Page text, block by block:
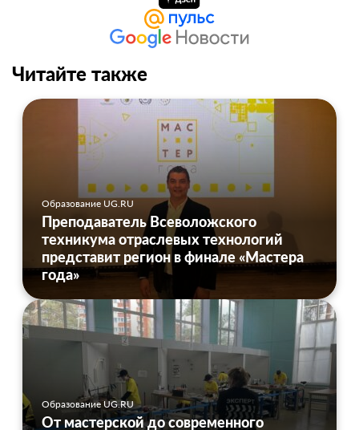
Читайте также
Образование UG.RU
Преподаватель Всеволожского
техникума отраслевых технологий
представит регион в финале «Мастера
года»
Образование UG.RU
От мастерской до современного